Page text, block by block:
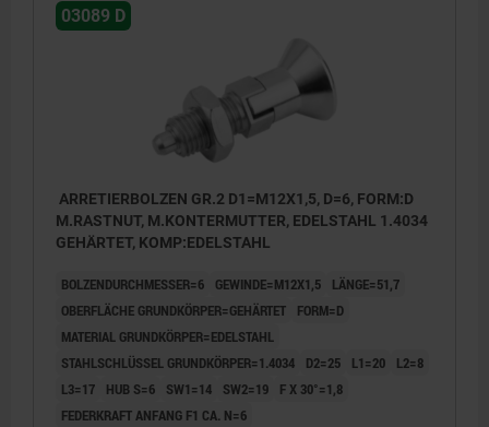
03089 D
ARRETIERBOLZEN GR.2 D1=M12X1,5, D=6, FORM:D
M.RASTNUT, M.KONTERMUTTER, EDELSTAHL 1.4034
GEHÄRTET, KOMP:EDELSTAHL
BOLZENDURCHMESSER=6 GEWINDE=M12X1,5
LÄNGE=51,7
OBERFLÄCHE GRUNDKÖRPER=GEHÄRTET
FORM=D
MATERIAL GRUNDKÖRPER=EDELSTAHL
STAHLSCHLÜSSEL GRUNDKÖRPER=1.4034
D2=25 L1=20
L2=8
L3=17
HUB S=6 SW1=14 SW2=19
F X 30°=1,8
FEDERKRAFT ANFANG F1 CA. N=6